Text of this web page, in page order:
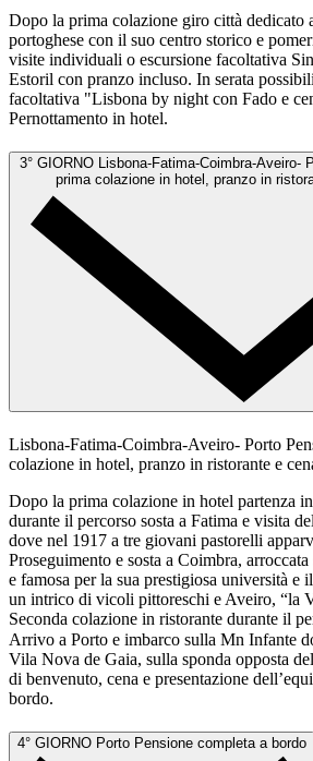
Dopo la prima colazione giro città dedicato
portoghese con il suo centro storico e
visite individuali o escursione facoltativa
Estoril con pranzo incluso. In serata
facoltativa "Lisbona by night con Fado e
Pernottamento in hotel.
3° GIORNO Lisbona-Fatima-Coimbra-Aveiro-
prima colazione in hotel, pranzo in
Lisbona-Fatima-Coimbra-Aveiro- Porto
colazione in hotel, pranzo in ristorante e
Dopo la prima colazione in hotel partenza
durante il percorso sosta a Fatima e visita
dove nel 1917 a tre giovani pastorelli
Proseguimento e sosta a Coimbra,
e famosa per la sua prestigiosa università e
un intrico di vicoli pittoreschi e Aveiro, “la
Seconda colazione in ristorante durante il
Arrivo a Porto e imbarco sulla Mn
Vila Nova de Gaia, sulla sponda opposta
di benvenuto, cena e presentazione
bordo.
4° GIORNO Porto Pensione completa a bordo